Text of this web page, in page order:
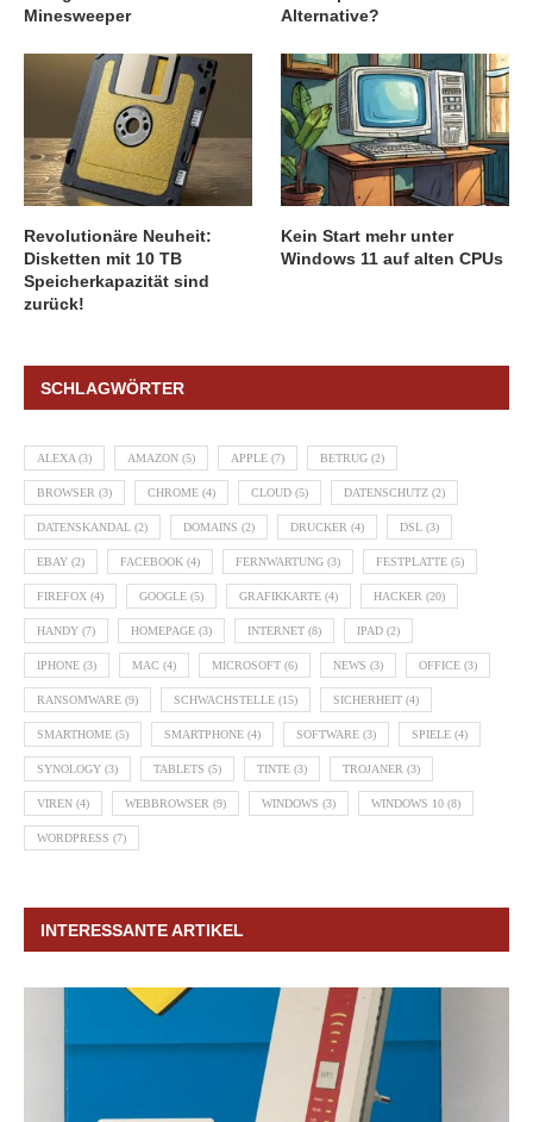
Minesweeper
Alternative?
Revolutionäre Neuheit:
Disketten mit 10 TB
Speicherkapazität sind
zurück!
Kein Start mehr unter
Windows 11 auf alten CPUs
SCHLAGWÖRTER
ALEXA (3) AMAZON (5) APPLE (7) BETRUG (2)
BROWSER (3) CHROME (4) CLOUD (5) DATENSCHUTZ (2)
DATENSKANDAL (2) DOMAINS (2) DRUCKER (4) DSL (3)
EBAY (2) FACEBOOK (4) FERNWARTUNG (3) FESTPLATTE (5)
FIREFOX (4) GOOGLE (5) GRAFIKKARTE (4) HACKER (20)
HANDY (7) HOMEPAGE (3) INTERNET (8) IPAD (2)
IPHONE (3) MAC (4) MICROSOFT (6) NEWS (3) OFFICE (3)
RANSOMWARE (9) SCHWACHSTELLE (15) SICHERHEIT (4)
SMARTHOME (5) SMARTPHONE (4) SOFTWARE (3) SPIELE (4)
SYNOLOGY (3) TABLETS (5) TINTE (3) TROJANER (3)
VIREN (4) WEBBROWSER (9) WINDOWS (3) WINDOWS 10 (8)
WORDPRESS (7)
INTERESSANTE ARTIKEL